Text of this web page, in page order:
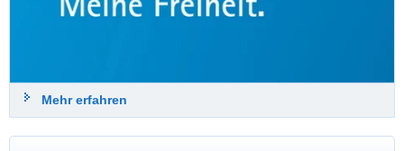
StuttgarterImpulse
sdtb
@sdtb
Mehr erfahren